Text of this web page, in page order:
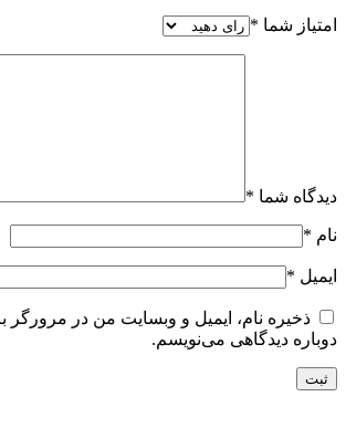
امتیاز شما *
دیدگاه شما *
نام *
ایمیل *
ذخیره نام، ایمیل و وبسایت من در مرورگر
دوباره دیدگاهی می‌نویسم.